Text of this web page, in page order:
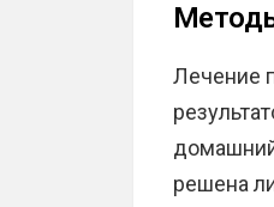
Лечение
решена